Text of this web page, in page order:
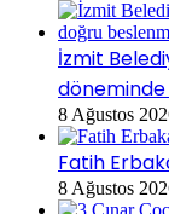
İzmit
8 Ağustos
Fatih
8 Ağustos